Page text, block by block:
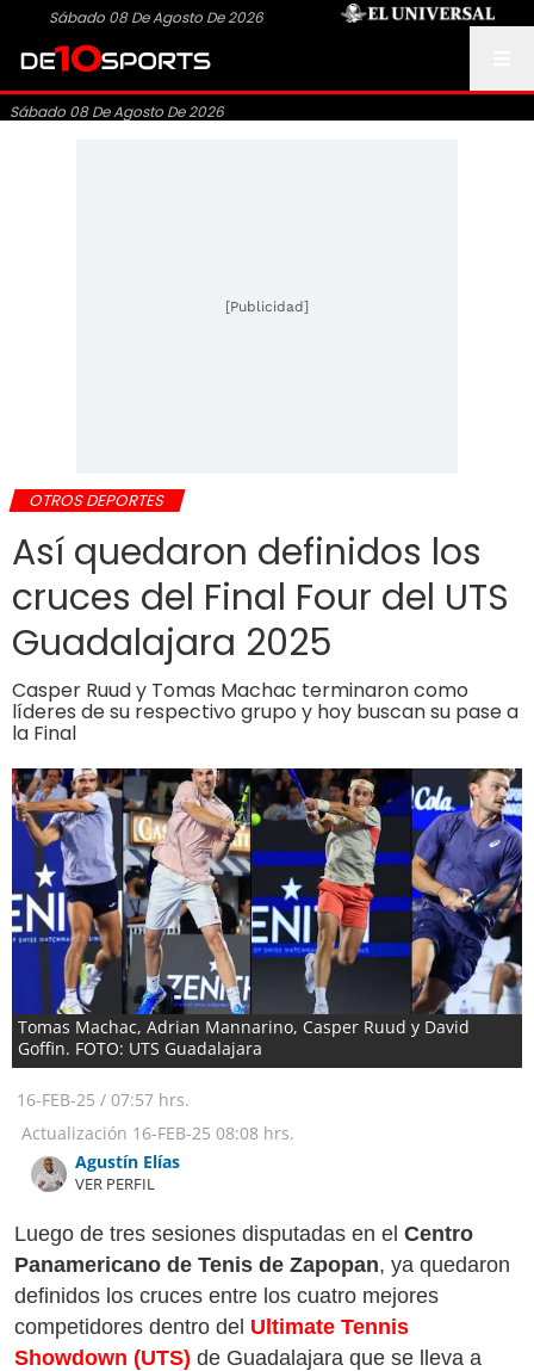
Sábado 08 De Agosto De 2026
Sábado 08 De Agosto De 2026
[Publicidad]
OTROS DEPORTES
Así quedaron definidos los
cruces del Final Four del UTS
Guadalajara 2025
Casper Ruud y Tomas Machac terminaron como
líderes de su respectivo grupo y hoy buscan su pase a
la Final
Tomas Machac, Adrian Mannarino, Casper Ruud y David
Goffin. FOTO: UTS Guadalajara
16-FEB-25 / 07:57 hrs.
Actualización 16-FEB-25 08:08 hrs.
Agustín Elías
VER PERFIL
Luego de tres sesiones disputadas en el Centro
Panamericano de Tenis de Zapopan, ya quedaron
definidos los cruces entre los cuatro mejores
competidores dentro del Ultimate Tennis
Showdown (UTS) de Guadalajara que se lleva a